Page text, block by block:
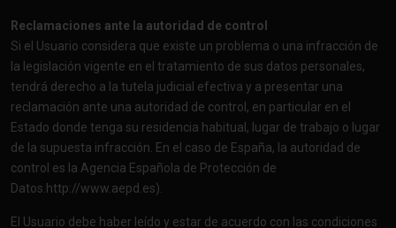
Reclamaciones ante la autoridad de control
Si el Usuario considera que existe un problema o una infracción de
la legislación vigente en el tratamiento de sus datos personales,
tendrá derecho a la tutela judicial efectiva y a presentar una
reclamación ante una autoridad de control, en particular en el
Estado donde tenga su residencia habitual, lugar de trabajo o lugar
de la supuesta infracción. En el caso de España, la autoridad de
control es la Agencia Española de Protección de
Datos. http://www.aepd.es).
El Usuario debe haber leído y estar de acuerdo con las condiciones